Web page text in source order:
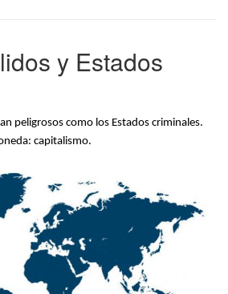
y Estados
peligrosos como los Estados criminales.
capitalismo.